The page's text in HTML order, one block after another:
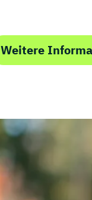
Weitere